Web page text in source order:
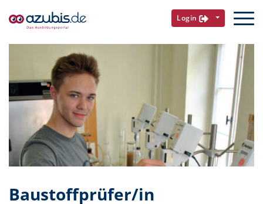
Login
Baustoffprüfer/in